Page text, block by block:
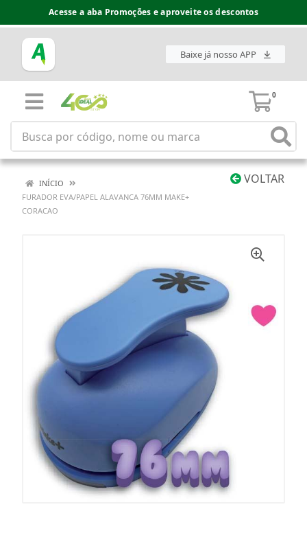
Acesse a aba Promoções e aproveite os descontos
Baixe já nosso APP
0
VOLTAR
INÍCIO
FURADOR EVA/PAPEL ALAVANCA 76MM MAKE+
CORACAO